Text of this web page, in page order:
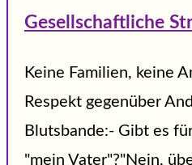
Gesellschaftliche
Keine Familien, keine
Respekt gegenüber
Blutsbande:- Gibt es
"mein Vater"?"Nein,